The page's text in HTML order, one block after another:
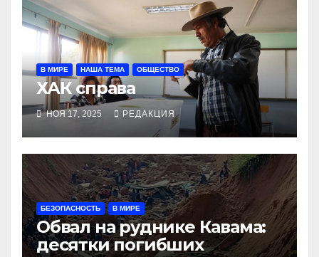
В МИРЕ НАША ТЕМА ОБЩЕСТВО
ХАК справа
НОЯ 17, 2025 РЕДАКЦИЯ
БЕЗОПАСНОСТЬ В МИРЕ
Обвал на руднике Кавама:
десятки погибших